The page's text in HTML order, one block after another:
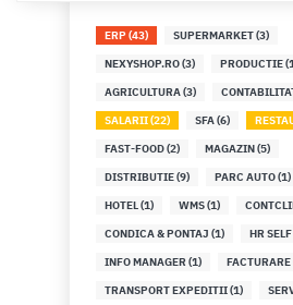
ERP (43)
SUPERMARKET (3)
NEXYSHOP.RO (3)
PRODUCTIE
AGRICULTURA (3)
SALARII (22)
SFA (6)
FAST-FOOD (2)
MAGAZIN (5)
DISTRIBUTIE (9)
PARC AUTO (1)
HOTEL (1)
WMS (1)
CONDICA & PONTAJ (1)
HR
INFO MANAGER (1)
TRANSPORT EXPEDITII (1)